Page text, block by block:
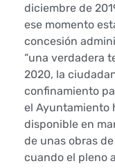
t
o
d
e
C
a
diciembre de
ese momento
concesión
“una verdadera
2020, la
confinamiento
el Ayuntamiento
disponible en
de unas obras
cuando el pleno